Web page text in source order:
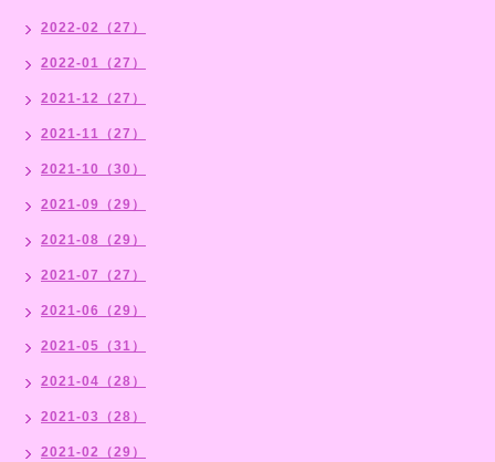
2022-02（27）
2022-01（27）
2021-12（27）
2021-11（27）
2021-10（30）
2021-09（29）
2021-08（29）
2021-07（27）
2021-06（29）
2021-05（31）
2021-04（28）
2021-03（28）
2021-02（29）